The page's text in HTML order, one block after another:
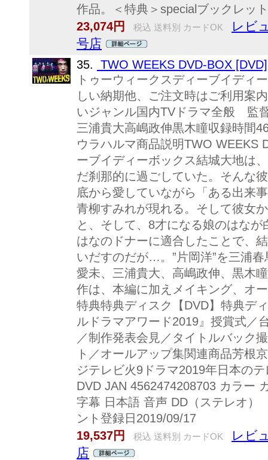
作品。＜特典＞specialブックレッ
23,074円
税込 送料別 カードOK
レビ
号店
35.
TWO WEEKS DVD-BOX [DVD]
トゥーウィークスディーブイディ
しい納期他、ご注文時はご利用案
いジャンル国内TVドラマ全般 監
三浦貴大高嶋政伸黒木瞳収録時間
ウラハルマ商品説明TWO WEEKS
ーブイディーボックス結城大地は
だ刹那的に過ごしていた。そんな
底から愛していながら「ある出来
青柳すみれが現れる。そして彼女
と、そして、8才になる娘のはな
はなのドナーに適合したことで、
いだすのだが…。”片岡洋”を三浦
愛未、三浦貴大、高嶋政伸、黒木
作は、本編に加えメイキング、オ
特典特典ディスク【DVD】特典デ
ルドラマアワード2019』授賞式／
／制作発表会見／タイトルバック
ト／オールアップ集関連商品芳根
ジテレビ火9ドラマ2019年日本の
DVD JAN 4562474208703 カラー
字幕 日本語 音声 DD（ステレ
ント登録日2019/09/17
19,537円
税込 送料別 カードOK
レビ
店